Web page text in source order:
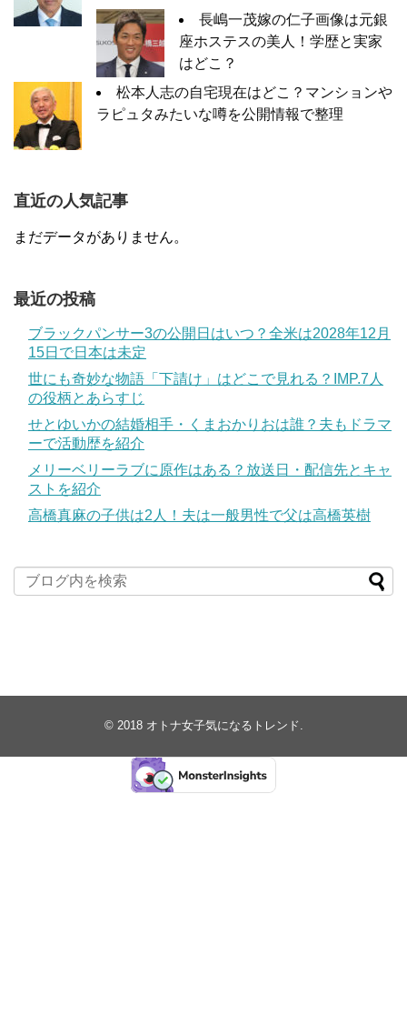
長嶋一茂嫁の仁子画像は元銀
座ホステスの美人！学歴と実家
はどこ？
松本人志の自宅現在はどこ？マンションや
ラピュタみたいな噂を公開情報で整理
直近の人気記事
まだデータがありません。
最近の投稿
ブラックパンサー3の公開日はいつ？全米は2028年12月
15日で日本は未定
世にも奇妙な物語「下請け」はどこで見れる？IMP.7人
の役柄とあらすじ
せとゆいかの結婚相手・くまおかりおは誰？夫もドラマ
ーで活動歴を紹介
メリーベリーラブに原作はある？放送日・配信先とキャ
ストを紹介
高橋真麻の子供は2人！夫は一般男性で父は高橋英樹
© 2018 オトナ女子気になるトレンド.